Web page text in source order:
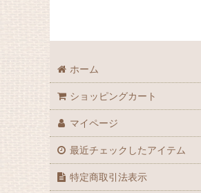
ホーム
ショッピングカート
マイページ
最近チェックしたアイテム
特定商取引法表示